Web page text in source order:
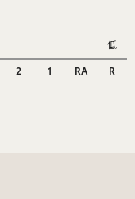
低
2 1 RA R